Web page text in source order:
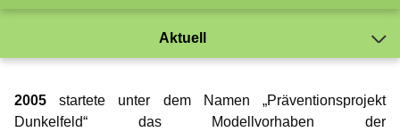
Das Team
Sachliches
2005 startete unter dem Namen „Präventionsprojekt
Dunkelfeld“ das Modellvorhaben der
Aktuell